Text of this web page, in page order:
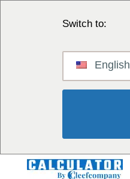
Switch to:
English